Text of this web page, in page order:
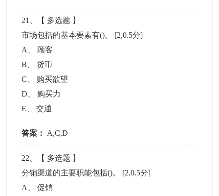
21 、【 多选题 】
市场包括的基本要素有()。 [2,0.5分]
A
顾客
B 、货币
C
购买欲望
D
购买力
E 、交通
答案： A,C,D
22 、【 多选题 】
分销渠道的主要职能包括()。 [2,0.5分]
A
、促销